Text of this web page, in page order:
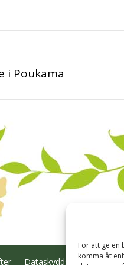
För att ge en
komma åt
i Poukama
Dataskyddsredogörelse